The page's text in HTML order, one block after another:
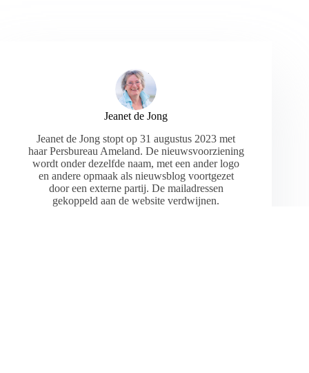
Jeanet de Jong
Jeanet de Jong stopt op 31 augustus 2023 met
haar Persbureau Ameland. De nieuwsvoorziening
wordt onder dezelfde naam, met een ander logo
en andere opmaak als nieuwsblog voortgezet
door een externe partij. De mailadressen
gekoppeld aan de website verdwijnen.